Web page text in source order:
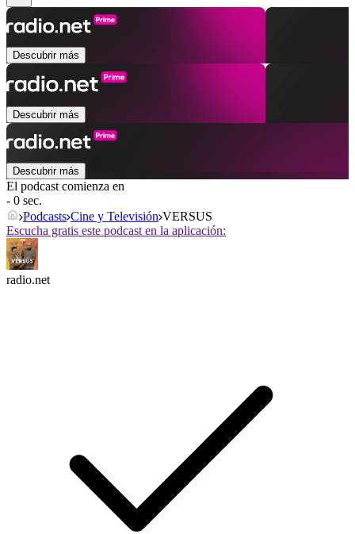
Descubrir más
Descubrir más
Descubrir más
El podcast comienza en
- 0 sec.
Podcasts Cine y Televisión VERSUS
Escucha gratis este podcast en la aplicación:
radio.net